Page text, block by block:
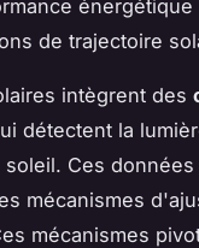
énergétique
de trajectoire
intègrent des
détectent la
Ces
mécanismes
mécanismes